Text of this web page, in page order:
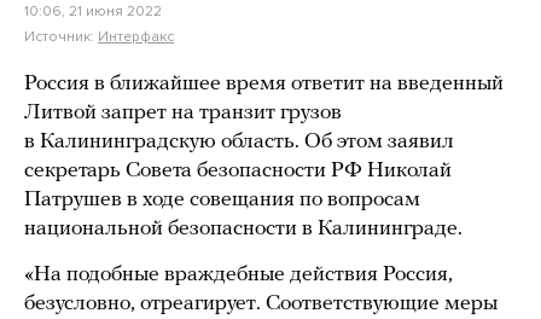
10:06, 21 июня 2022
Источник: Интерфакс
Россия в ближайшее время ответит на введенный
Литвой запрет на транзит грузов
в Калининградскую область. Об этом заявил
секретарь Совета безопасности РФ Николай
Патрушев в ходе совещания по вопросам
национальной безопасности в Калининграде.
«На подобные враждебные действия Россия,
безусловно, отреагирует. Соответствующие меры